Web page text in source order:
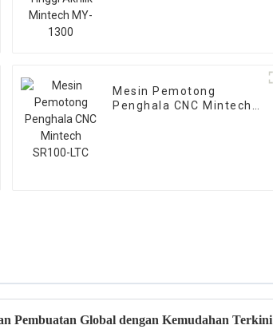
Mesin Pemotong
Penghala CNC Mintech
Pembuatan Global dengan Kemudahan Terkini